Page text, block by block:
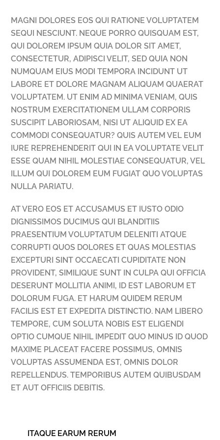
MAGNI DOLORES EOS QUI RATIONE VOLUPTATEM
SEQUI NESCIUNT. NEQUE PORRO QUISQUAM EST,
QUI DOLOREM IPSUM QUIA DOLOR SIT AMET,
CONSECTETUR, ADIPISCI VELIT, SED QUIA NON
NUMQUAM EIUS MODI TEMPORA INCIDUNT UT
LABORE ET DOLORE MAGNAM ALIQUAM QUAERAT
VOLUPTATEM. UT ENIM AD MINIMA VENIAM, QUIS
NOSTRUM EXERCITATIONEM ULLAM CORPORIS
SUSCIPIT LABORIOSAM, NISI UT ALIQUID EX EA
COMMODI CONSEQUATUR? QUIS AUTEM VEL EUM
IURE REPREHENDERIT QUI IN EA VOLUPTATE VELIT
ESSE QUAM NIHIL MOLESTIAE CONSEQUATUR, VEL
ILLUM QUI DOLOREM EUM FUGIAT QUO VOLUPTAS
NULLA PARIATU.
AT VERO EOS ET ACCUSAMUS ET IUSTO ODIO
DIGNISSIMOS DUCIMUS QUI BLANDITIIS
PRAESENTIUM VOLUPTATUM DELENITI ATQUE
CORRUPTI QUOS DOLORES ET QUAS MOLESTIAS
EXCEPTURI SINT OCCAECATI CUPIDITATE NON
PROVIDENT, SIMILIQUE SUNT IN CULPA QUI OFFICIA
DESERUNT MOLLITIA ANIMI, ID EST LABORUM ET
DOLORUM FUGA. ET HARUM QUIDEM RERUM
FACILIS EST ET EXPEDITA DISTINCTIO. NAM LIBERO
TEMPORE, CUM SOLUTA NOBIS EST ELIGENDI
OPTIO CUMQUE NIHIL IMPEDIT QUO MINUS ID QUOD
MAXIME PLACEAT FACERE POSSIMUS, OMNIS
VOLUPTAS ASSUMENDA EST, OMNIS DOLOR
REPELLENDUS. TEMPORIBUS AUTEM QUIBUSDAM
ET AUT OFFICIIS DEBITIS.
ITAQUE EARUM RERUM